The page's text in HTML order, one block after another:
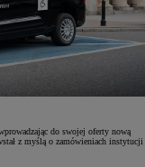
do swojej oferty nową
z myślą o zamówieniach instytucji